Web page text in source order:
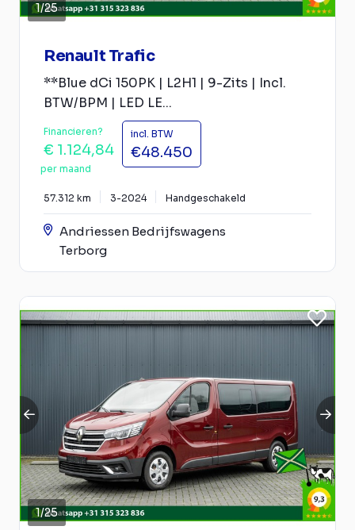
1/25
Renault Trafic
**Blue dCi 150PK | L2H1 | 9-Zits | Incl.
BTW/BPM | LED LE...
Financieren?
€ 1.124,84
per maand
incl. BTW
€48.450
57.312 km 3-2024 Handgeschakeld
Andriessen Bedrijfswagens
Terborg
1/25